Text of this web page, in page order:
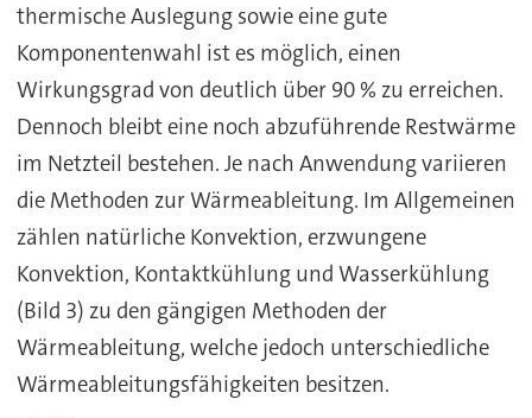
thermische Auslegung sowie eine gute
Komponentenwahl ist es möglich, einen
Wirkungsgrad von deutlich über 90 % zu erreichen.
Dennoch bleibt eine noch abzuführende Restwärme
im Netzteil bestehen. Je nach Anwendung variieren
die Methoden zur Wärmeableitung. Im Allgemeinen
zählen natürliche Konvektion, erzwungene
Konvektion, Kontaktkühlung und Wasserkühlung
(Bild 3) zu den gängigen Methoden der
Wärmeableitung, welche jedoch unterschiedliche
Wärmeableitungsfähigkeiten besitzen.